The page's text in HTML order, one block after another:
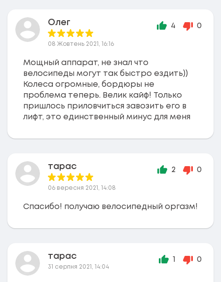
Олег
08 Жовтень 2021, 16:16
Мощный аппарат, не знал что
велосипеды могут так быстро ездить))
Колеса огромные, бордюры не
проблема теперь. Велик кайф! Только
пришлось приловчиться завозить его в
лифт, это единственный минус для меня
4 0
тарас
06 вересня 2021, 14:08
Спасибо! получаю велосипедный оргазм!
2 0
тарас
31 серпня 2021, 14:04
1 0